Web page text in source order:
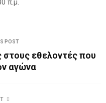
POST
στους εθελοντές που
αγώνα